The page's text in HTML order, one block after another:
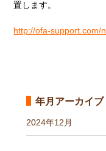
置します。
http://ofa-support.com/
年月アーカイブ
2024年12月